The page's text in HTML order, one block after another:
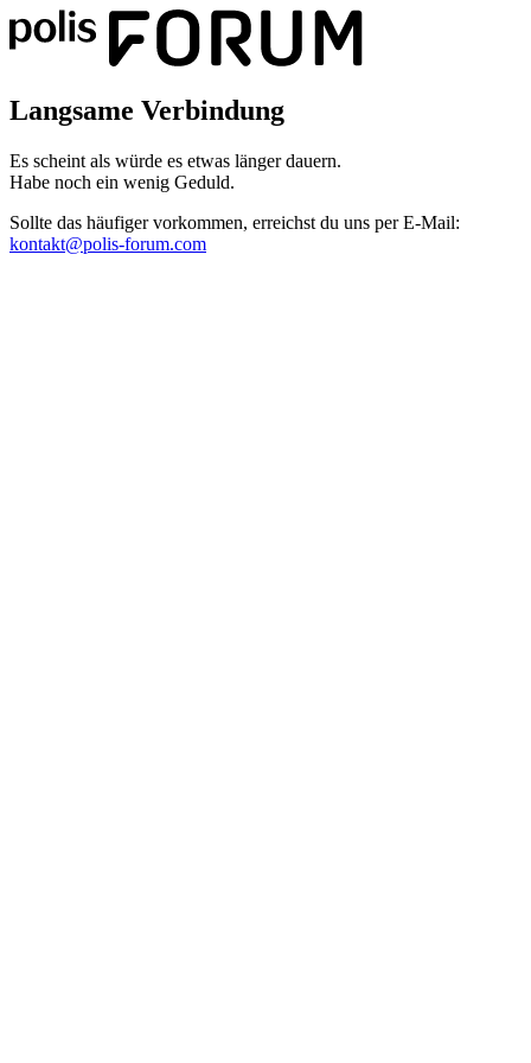
Langsame Verbindung
Es scheint als würde es etwas länger dauern.
Habe noch ein wenig Geduld.
Sollte das häufiger vorkommen, erreichst du uns per E-Mail:
kontakt@polis-forum.com